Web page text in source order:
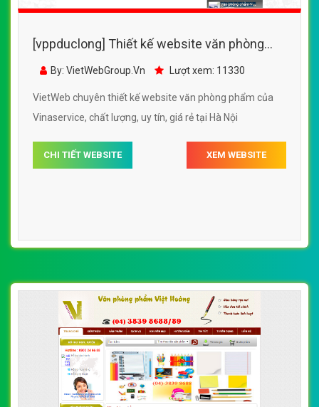
[vppduclong] Thiết kế website văn phòng
phẩm của Vinaservice đẹp SEO tốt
By: VietWebGroup.Vn Lượt xem: 11330
VietWeb chuyên thiết kế website văn phòng phẩm của
Vinaservice, chất lượng, uy tín, giá rẻ tại Hà Nội
CHI TIẾT WEBSITE XEM WEBSITE